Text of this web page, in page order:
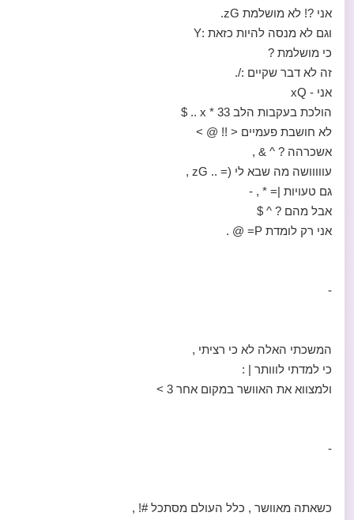
אני ?! לא מושלמת zG.
וגם לא מנסה להיות כזאת :Y
כי מושלמת ?
זה לא דבר שקיים :/.
אני - xQ
הולכת בעקבות הלב 33 * x .. $
לא חושבת פעמיים < !! @ >
אשכרהה ? ^ & ,
עווווושה מה שבא לי (= .. zG ,
גם טעויות |= * , -
אבל מהם ? ^ $
אני רק לומדת P= @ .
-
המשכתי האלה לא כי רציתי ,
כי למדתי לווותר | :
ולמצווא את האוושר במקום אחר 3 >
-
כשאתה מאוושר , כלל העולם מסתכל #! ,